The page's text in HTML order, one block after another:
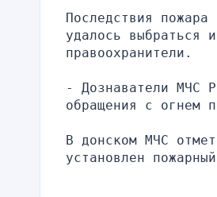
Последствия
удалось выбраться
правоохранители.
- Дознаватели МЧС
обращения с огнем
В донском МЧС
установлен